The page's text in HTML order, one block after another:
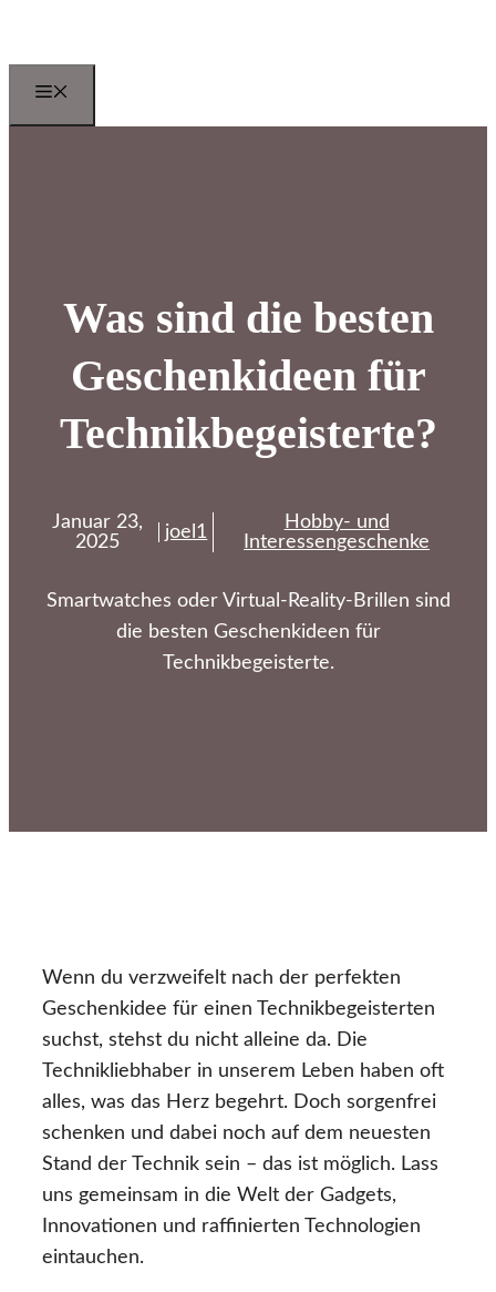
springen
Was sind die besten
Geschenkideen für
Technikbegeisterte?
Januar 23,
2025
joel1
Hobby- und
Interessengeschenke
Smartwatches oder Virtual-Reality-Brillen sind
die besten Geschenkideen für
Technikbegeisterte.
Wenn du verzweifelt nach der perfekten
Geschenkidee für einen Technikbegeisterten
suchst, stehst du nicht alleine da. Die
Technikliebhaber in unserem Leben haben oft
alles, was das Herz begehrt. Doch sorgenfrei
schenken und dabei noch auf dem neuesten
Stand der Technik sein – das ist möglich. Lass
uns gemeinsam in die Welt der Gadgets,
Innovationen und raffinierten Technologien
eintauchen.